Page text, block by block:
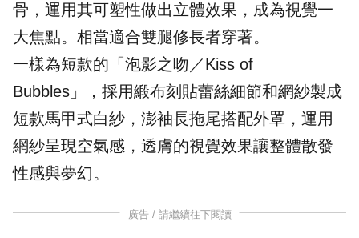
骨，運用其可塑性做出立體效果，成為視覺一
大焦點。相當適合雙腿修長者穿著。
一樣為短款的「泡影之吻／Kiss of
Bubbles」，採用緞布刻貼蕾絲細節和網紗製成
短款馬甲式白紗，澎袖長拖尾搭配外罩，運用
網紗呈現空氣感，透膚的視覺效果讓整體散發
性感與夢幻。
廣告 / 請繼續往下閱讀